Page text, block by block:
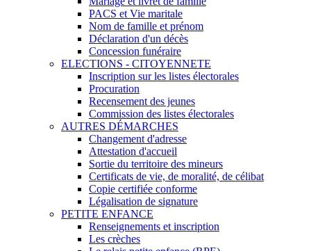
PACS et Vie maritale
Nom de famille et prénom
Déclaration d'un décès
Concession funéraire
ELECTIONS - CITOYENNETE
Inscription sur les listes électorales
Procuration
Recensement des jeunes
Commission des listes électorales
AUTRES DÉMARCHES
Changement d'adresse
Attestation d'accueil
Sortie du territoire des mineurs
Certificats de vie, de moralité, de célibat
Copie certifiée conforme
Légalisation de signature
PETITE ENFANCE
Renseignements et inscription
Les crèches